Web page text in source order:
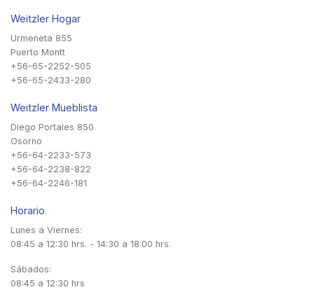
Weitzler Hogar
Urmeneta 855
Puerto Montt
+56-65-2252-505
+56-65-2433-280
Weitzler Mueblista
Diego Portales 850
Osorno
+56-64-2233-573
+56-64-2238-822
+56-64-2246-181
Horario
Lunes a Viernes:
08:45 a 12:30 hrs. - 14:30 a 18:00 hrs.
Sábados:
08:45 a 12:30 hrs